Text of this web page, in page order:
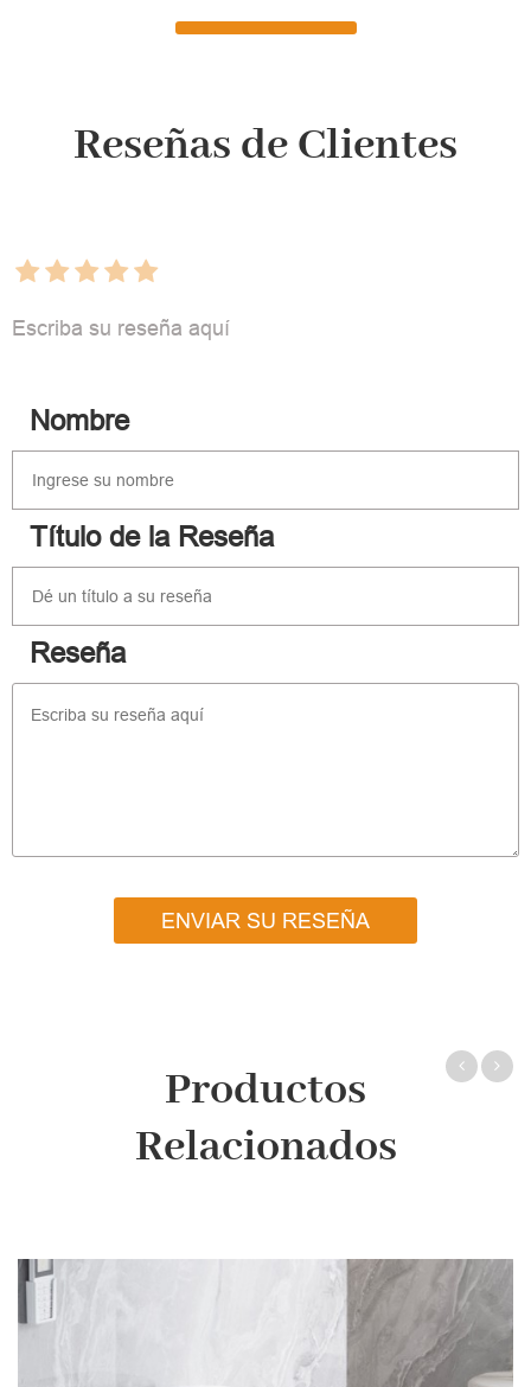
Reseñas de Clientes
Escriba su reseña aquí
Nombre
Título de la Reseña
Reseña
ENVIAR SU RESEÑA
Productos
Relacionados